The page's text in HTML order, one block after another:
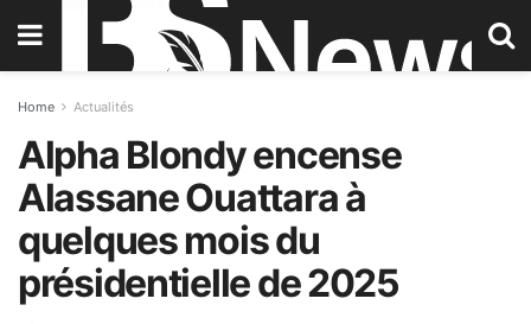
Home Actualités
Alpha Blondy encense
Alassane Ouattara à
quelques mois du
présidentielle de 2025